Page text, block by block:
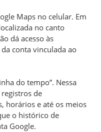
Maps no celular. Em
no canto
dá acesso às
conta vinculada ao
do tempo”. Nessa
de
horários e até os meios
o histórico de
Google.